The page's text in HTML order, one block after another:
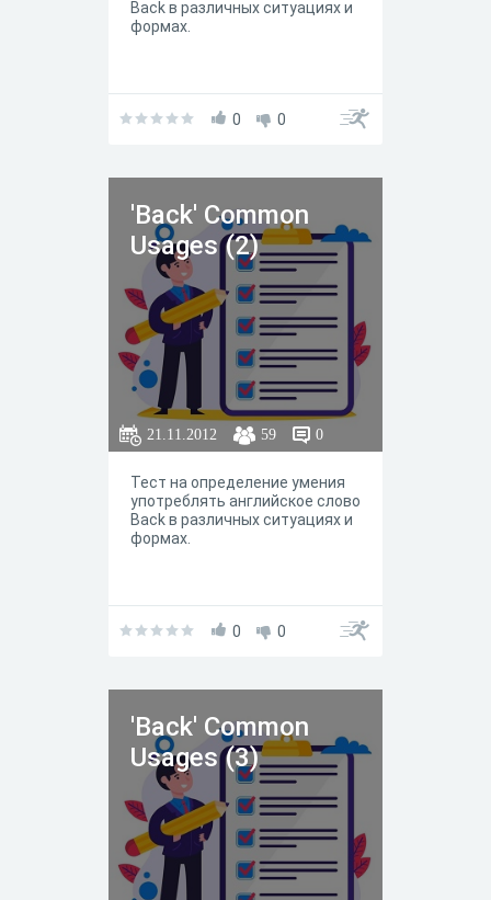
Back в различных ситуациях и
формах.
0 0
'Back' Common
Usages (2)
21.11.2012 59 0
Тест на определение умения
употреблять английское слово
Back в различных ситуациях и
формах.
0 0
'Back' Common
Usages (3)